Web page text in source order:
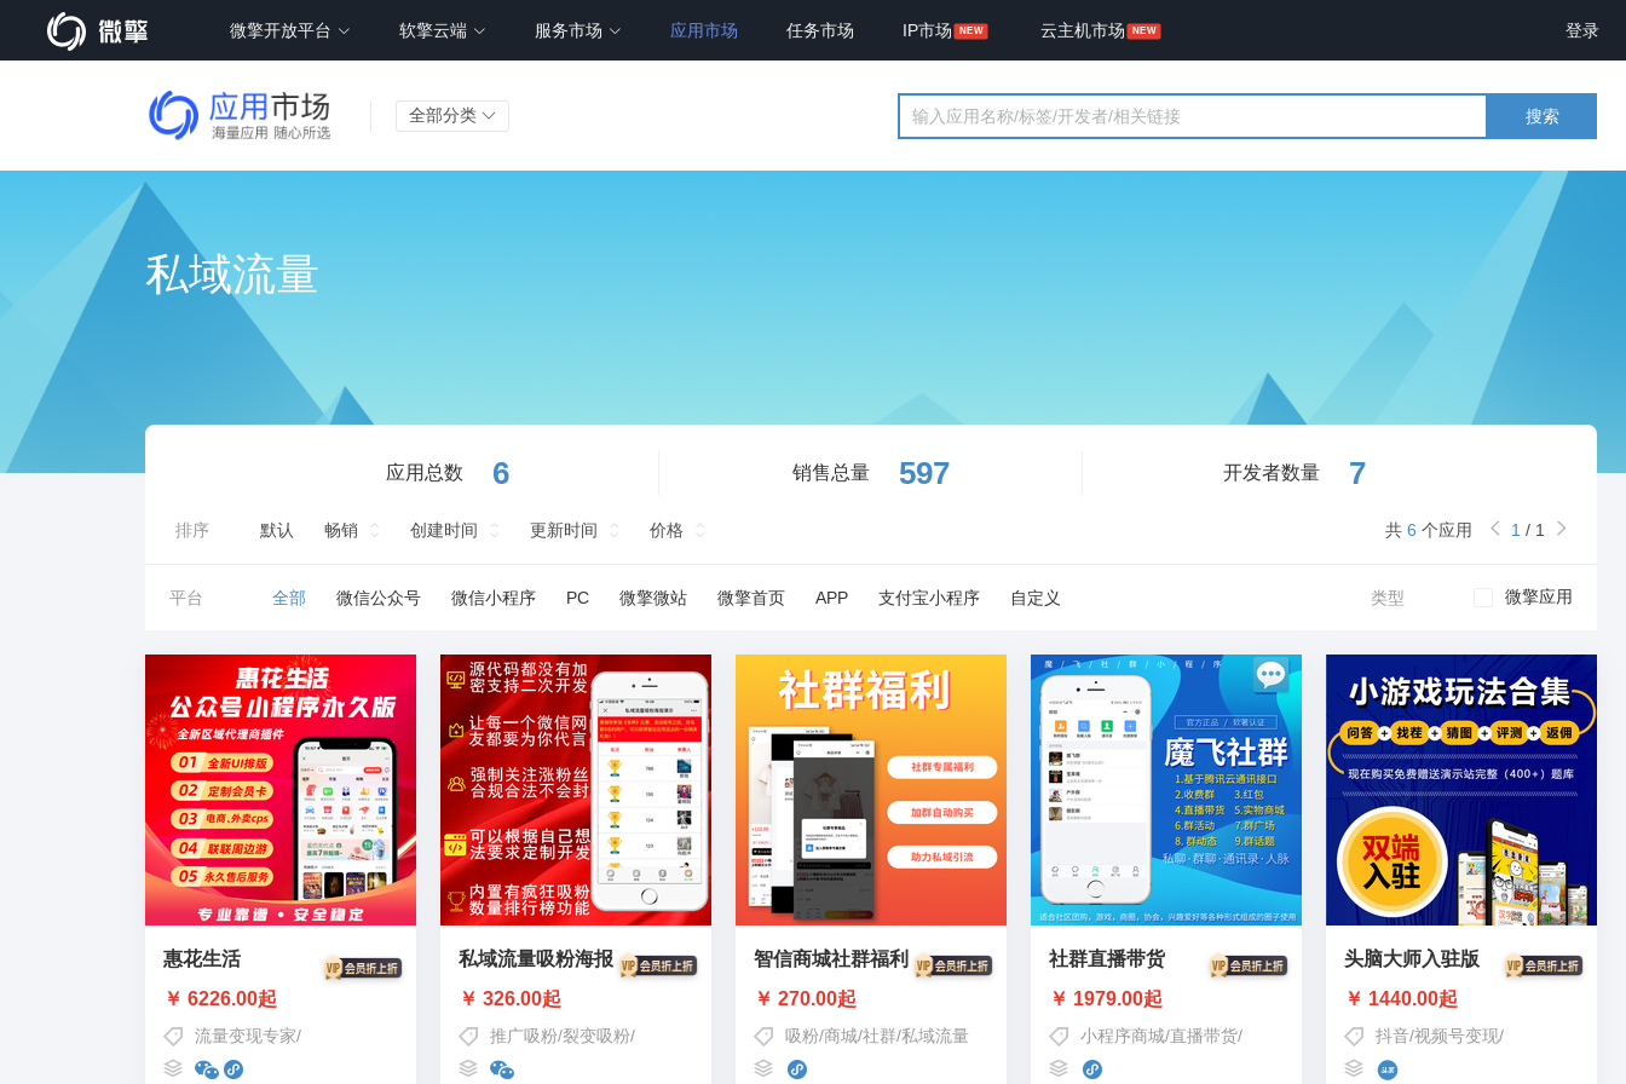
微擎开放平台 软擎云端 服务市场 应用市场 任务市场 IP市场 云主机市场 登录
全部分类 搜索
私域流量
应用总数 6 销售总量 597 开发者数量 7
排序 默认 畅销 创建时间 更新时间 价格 共 6 个应用 1 / 1
平台 全部 微信公众号 微信小程序 PC 微擎微站 微擎首页 APP 支付宝小程序 自定义 类型 微擎应用
惠花生活
￥ 6226.00起
流量变现专家/ 代表作公众号：惠花卡/私域流量变现
私域流量吸粉海报
￥ 326.00起
推广吸粉/裂变吸粉/
智信商城社群福利
￥ 270.00起
吸粉/商城/社群/私域流量
社群直播带货
￥ 1979.00起
小程序商城/直播带货/
头脑大师入驻版
￥ 1440.00起
抖音/视频号变现/